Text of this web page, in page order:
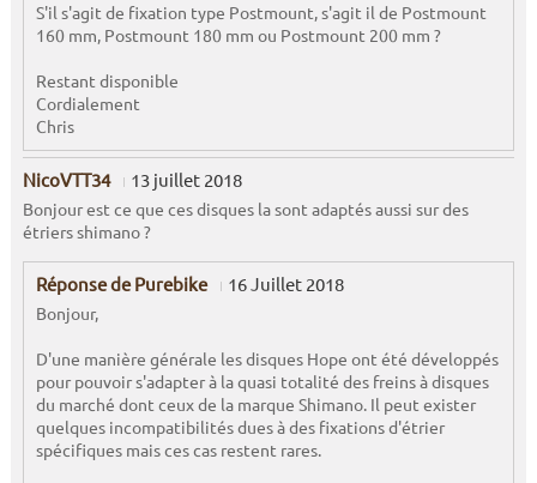
S'il s'agit de fixation type Postmount, s'agit il de Postmount
160 mm, Postmount 180 mm ou Postmount 200 mm ?
Restant disponible
Cordialement
Chris
NicoVTT34 13 juillet 2018
Bonjour est ce que ces disques la sont adaptés aussi sur des
étriers shimano ?
Réponse de Purebike 16 Juillet 2018
Bonjour,
D'une manière générale les disques Hope ont été développés
pour pouvoir s'adapter à la quasi totalité des freins à disques
du marché dont ceux de la marque Shimano. Il peut exister
quelques incompatibilités dues à des fixations d'étrier
spécifiques mais ces cas restent rares.